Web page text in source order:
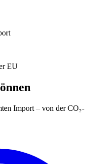
EU
Import – von der CO₂-